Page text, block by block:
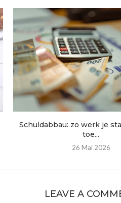
Schuldabbau: zo werk je
toe...
26 Mai 2026
LEAVE A